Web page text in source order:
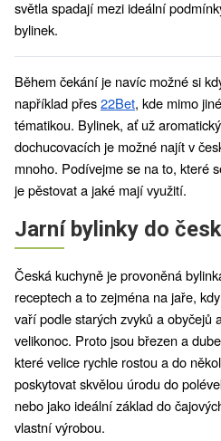
světla spadají mezi ideální
bylinek.
Během čekání je navíc možné si
například přes 22Bet, kde mimo
tématikou. Bylinek, ať už
dochucovacích je možné najít v
mnoho. Podívejme se na to, které
je pěstovat a jaké mají využití.
Jarní bylinky do
Česká kuchyně je provoněná
receptech a to zejména na jaře,
vaří podle starých zvyků a obyčejů
velikonoc. Proto jsou březen a
které velice rychle rostou a do
poskytovat skvělou úrodu do
nebo jako ideální základ do
vlastní výrobou.